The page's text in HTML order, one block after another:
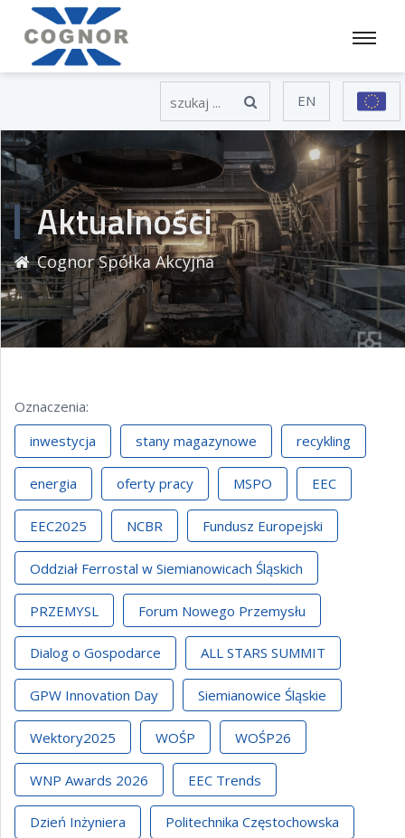
EN
Aktualności
Cognor Spółka Akcyjna
Oznaczenia:
inwestycja
stany magazynowe recykling
energia oferty pracy MSPO EEC
EEC2025 NCBR Fundusz Europejski
Oddział Ferrostal w Siemianowicach Śląskich
PRZEMYSL Forum Nowego Przemysłu
Dialog o Gospodarce ALL STARS SUMMIT
GPW Innovation Day Siemianowice Śląskie
Wektory2025 WOŚP WOŚP26
WNP Awards 2026 EEC Trends
Dzień Inżyniera Politechnika Częstochowska